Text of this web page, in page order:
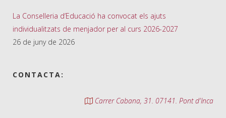
La Conselleria d’Educació ha convocat els ajuts
individualitzats de menjador per al curs 2026-2027
26 de juny de 2026
CONTACTA:
Carrer Cabana, 31. 07141. Pont d'Inca